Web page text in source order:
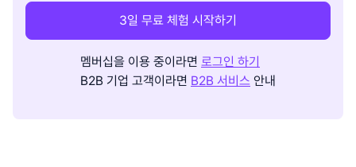
3일 무료 체험 시작하기
멤버십을 이용 중이라면 로그인 하기
B2B 기업 고객이라면 B2B 서비스 안내